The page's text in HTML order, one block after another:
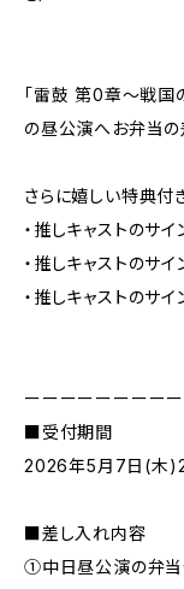
「雷鼓 第0章〜戦国
の昼公演へお弁当の
さらに嬉しい特典付き
・推しキャストのサ
・推しキャストのサ
・推しキャストのサ
ーーーーーーーー
■受付期間
2026年5月7日(木
■差し入れ内容
①中日昼公演の弁当